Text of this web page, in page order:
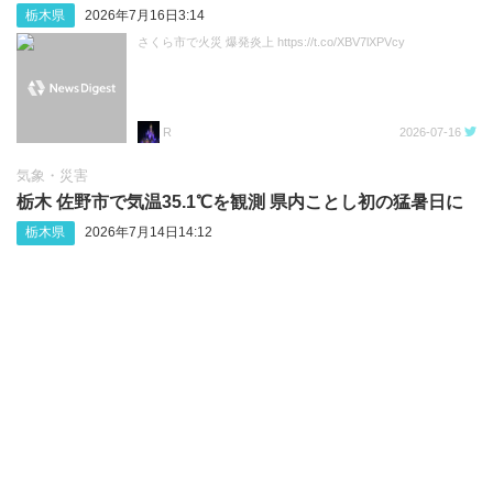
栃木県 2026年7月16日3:14
さくら市で火災 爆発炎上 https://t.co/XBV7lXPVcy
R 2026-07-16
気象・災害
栃木 佐野市で気温35.1℃を観測 県内ことし初の猛暑日に
栃木県 2026年7月14日14:12